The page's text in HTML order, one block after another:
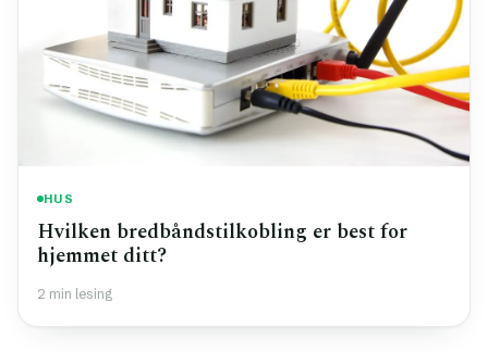
HUS
Hvilken bredbåndstilkobling er best for
hjemmet ditt?
2 min lesing